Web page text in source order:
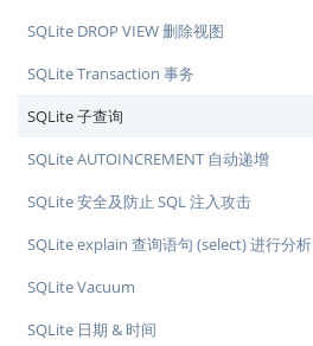
SQLite DROP VIEW 删除视图
SQLite Transaction 事务
SQLite 子查询
SQLite AUTOINCREMENT 自动递增
SQLite 安全及防止 SQL 注入攻击
SQLite explain 查询语句 (select) 进行分析
SQLite Vacuum
SQLite 日期 & 时间